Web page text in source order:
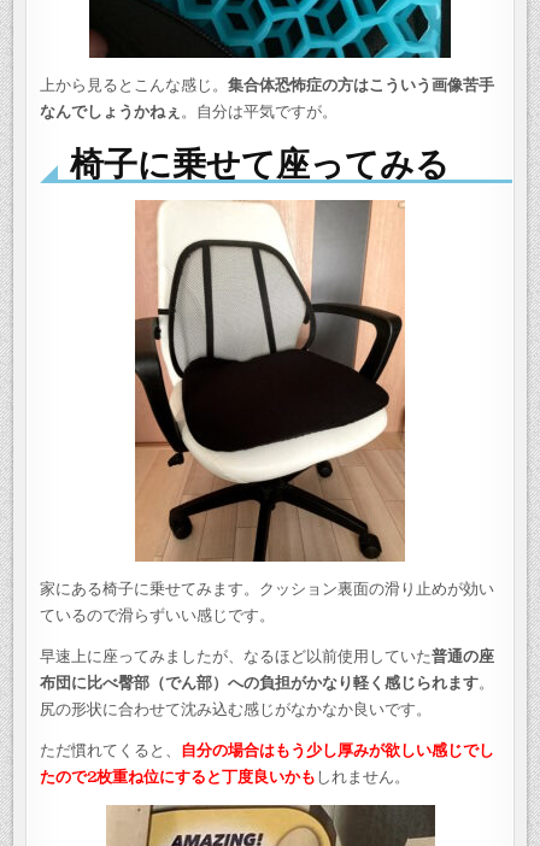
上から見るとこんな感じ。集合体恐怖症の方はこういう画像苦手
なんでしょうかねぇ 。自分は平気ですが。
椅子に乗せて座ってみる
家にある椅子に乗せてみます。クッション裏面の滑り止めが効い
ているので滑らずいい感じです。
早速上に座ってみましたが、なるほど以前使用していた普通の座
布団に比べ臀部（でん部）への負担がかなり軽く感じられます。
尻の形状に合わせて沈み込む感じがなかなか良いです。
ただ慣れてくると、 自分の場合はもう少し厚みが欲しい感じでし
たので2枚重ね位にすると丁度良いかも しれません。